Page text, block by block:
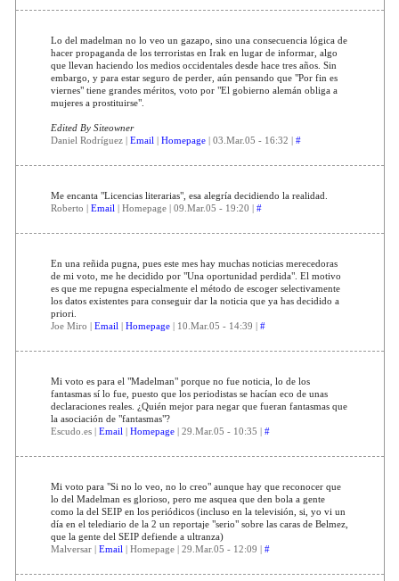
Lo del madelman no lo veo un gazapo, sino una consecuencia lógica de
hacer propaganda de los terroristas en Irak en lugar de informar, algo
que llevan haciendo los medios occidentales desde hace tres años. Sin
embargo, y para estar seguro de perder, aún pensando que "Por fin es
viernes" tiene grandes méritos, voto por "El gobierno alemán obliga a
mujeres a prostituirse".
Edited By Siteowner
Daniel Rodríguez | Email | Homepage| 03.Mar.05 - 16:32 | #
Me encanta "Licencias literarias", esa alegría decidiendo la realidad.
Roberto | Email | Homepage | 09.Mar.05 - 19:20 | #
En una reñida pugna, pues este mes hay muchas noticias merecedoras
de mi voto, me he decidido por "Una oportunidad perdida". El motivo
es que me repugna especialmente el método de escoger selectivamente
los datos existentes para conseguir dar la noticia que ya has decidido a
priori.
Joe Miro | Email | Homepage| 10.Mar.05 - 14:39 | #
Mi voto es para el "Madelman" porque no fue noticia, lo de los
fantasmas sí lo fue, puesto que los periodistas se hacían eco de unas
declaraciones reales. ¿Quién mejor para negar que fueran fantasmas que
la asociación de "fantasmas"?
Escudo.es | Email | Homepage| 29.Mar.05 - 10:35 | #
Mi voto para "Si no lo veo, no lo creo" aunque hay que reconocer que
lo del Madelman es glorioso, pero me asquea que den bola a gente
como la del SEIP en los periódicos (incluso en la televisión, si, yo vi un
día en el telediario de la 2 un reportaje "serio" sobre las caras de Belmez,
que la gente del SEIP defiende a ultranza)
Malversar | Email | Homepage | 29.Mar.05 - 12:09 | #